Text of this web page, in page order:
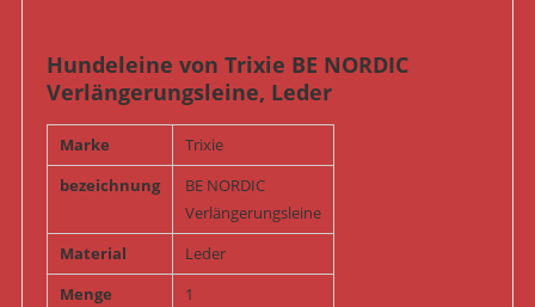
Hundeleine von Trixie BE NORDIC
Verlängerungsleine, Leder
Marke
Trixie
bezeichnung
BE NORDIC
Verlängerungsleine
Material
Leder
Menge
1